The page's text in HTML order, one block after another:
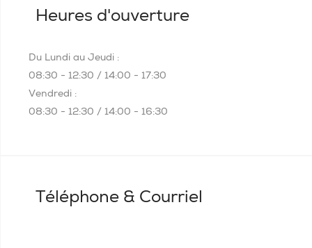
Heures d'ouverture
Du Lundi au Jeudi :
08:30 - 12:30 / 14:00 - 17:30
Vendredi :
08:30 - 12:30 / 14:00 - 16:30
Téléphone & Courriel